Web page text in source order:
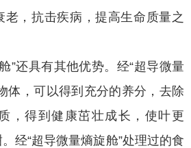
老，抗击疾病，提高生命质量之
”还具有其他优势。经“超导微量
体，可以得到充分的养分，去除
，得到健康茁壮成长，使叶更
经“超导微量熵旋舱”处理过的食